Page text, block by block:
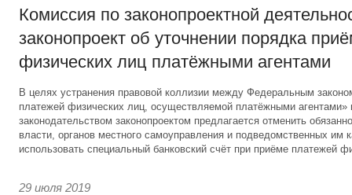
Комиссия по законопроектной
законопроект об уточнении порядка
физических лиц платёжными агентами
В целях устранения правовой коллизии между Федеральным
платежей физических лиц, осуществляемой платёжными
законодательством законопроектом предлагается отменить
власти, органов местного самоуправления и подведомственных им
использовать специальный банковский счёт при приёме платежей
29 июля 2019